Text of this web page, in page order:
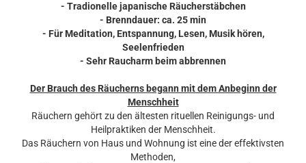
- Tradionelle japanische Räucherstäbchen
- Brenndauer: ca. 25 min
- Für Meditation, Entspannung, Lesen, Musik hören,
Seelenfrieden
- Sehr Raucharm beim abbrennen
Der Brauch des Räucherns begann mit dem Anbeginn der
Menschheit
Räuchern gehört zu den ältesten rituellen Reinigungs- und
Heilpraktiken der Menschheit.
Das Räuchern von Haus und Wohnung ist eine der effektivsten
Methoden,